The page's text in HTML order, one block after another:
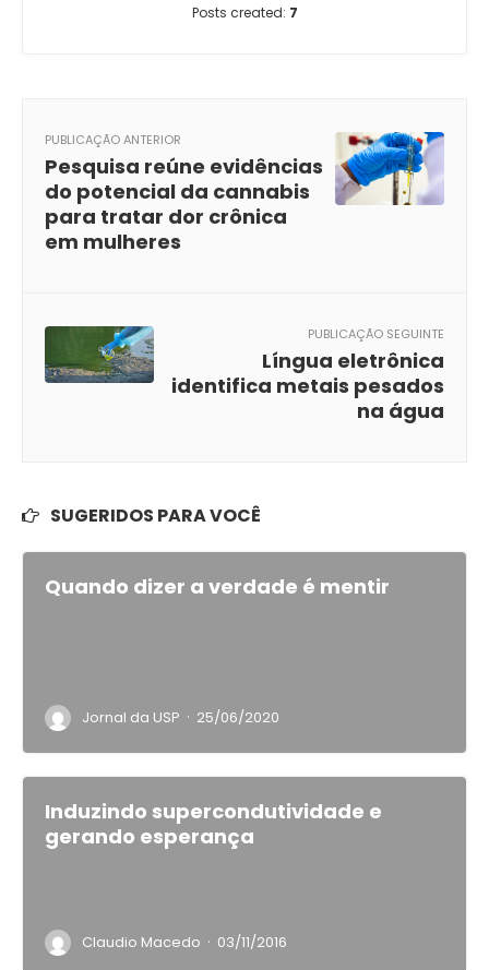
Posts created: 7
PUBLICAÇÃO ANTERIOR
Pesquisa reúne evidências
do potencial da cannabis
para tratar dor crônica
em mulheres
PUBLICAÇÃO SEGUINTE
Língua eletrônica
identifica metais pesados
na água
SUGERIDOS PARA VOCÊ
Quando dizer a verdade é mentir
Jornal da USP · 25/06/2020
Induzindo supercondutividade e
gerando esperança
Claudio Macedo · 03/11/2016